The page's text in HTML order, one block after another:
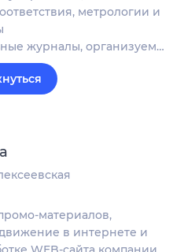
метрологии и
журналы, организуем…
материалов,
в интернете и